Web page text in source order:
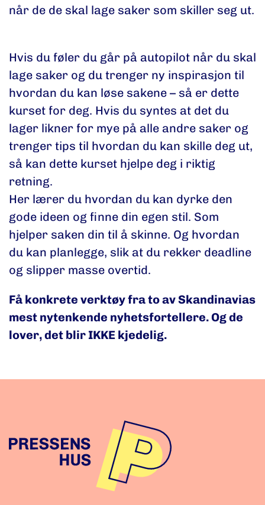
når de de skal lage saker som skiller seg ut.
Hvis du føler du går på autopilot når du skal
lage saker og du trenger ny inspirasjon til
hvordan du kan løse sakene – så er dette
kurset for deg. Hvis du syntes at det du
lager likner for mye på alle andre saker og
trenger tips til hvordan du kan skille deg ut,
så kan dette kurset hjelpe deg i riktig
retning.
Her lærer du hvordan du kan dyrke den
gode ideen og finne din egen stil. Som
hjelper saken din til å skinne. Og hvordan
du kan planlegge, slik at du rekker deadline
og slipper masse overtid.
Få konkrete verktøy fra to av Skandinavias
mest nytenkende nyhetsfortellere. Og de
lover, det blir IKKE kjedelig.